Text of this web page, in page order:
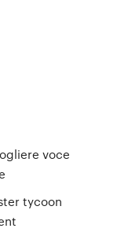
voce
tycoon